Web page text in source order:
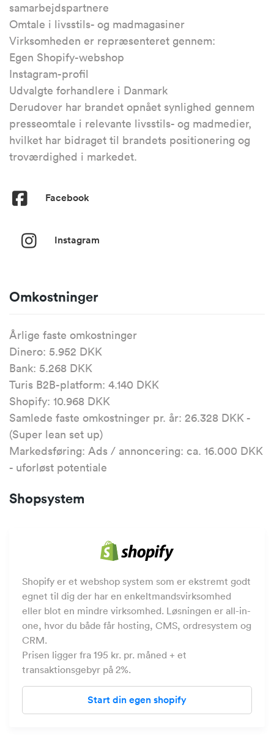
samarbejdspartnere
Omtale i livsstils- og madmagasiner
Virksomheden er repræsenteret gennem:
Egen Shopify-webshop
Instagram-profil
Udvalgte forhandlere i Danmark
Derudover har brandet opnået synlighed gennem
presseomtale i relevante livsstils- og madmedier,
hvilket har bidraget til brandets positionering og
troværdighed i markedet.
Facebook
Instagram
Omkostninger
Årlige faste omkostninger
Dinero: 5.952 DKK
Bank: 5.268 DKK
Turis B2B-platform: 4.140 DKK
Shopify: 10.968 DKK
Samlede faste omkostninger pr. år: 26.328 DKK -
(Super lean set up)
Markedsføring: Ads / annoncering: ca. 16.000 DKK
- uforløst potentiale
Shopsystem
Shopify er et webshop system som er ekstremt godt
egnet til dig der har en enkeltmandsvirksomhed
eller blot en mindre virksomhed. Løsningen er all-in-
one, hvor du både får hosting, CMS, ordresystem og
CRM.
Prisen ligger fra 195 kr. pr. måned + et
transaktionsgebyr på 2%.
Start din egen shopify